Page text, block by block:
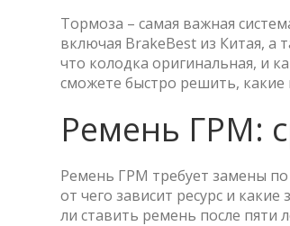
Тормоза – самая важная
включая BrakeBest из Китая, а
что колодка оригинальная, и
сможете быстро решить,
Ремень ГРМ:
Ремень ГРМ требует замены по
от чего зависит ресурс и
ли ставить ремень после пяти